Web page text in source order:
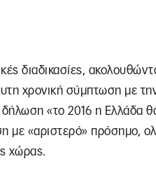
διαδικασίες,
χρονική σύμπτωση με
«το 2016 η Ελλάδα
με «αριστερό» πρόσημο,
χώρας.